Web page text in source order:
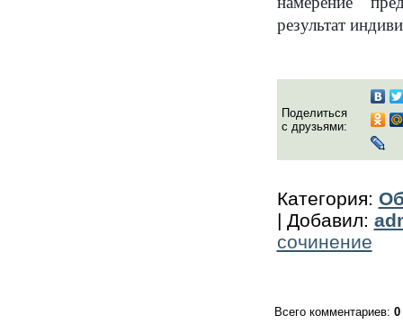
результат
Поделиться
с друзьями:
Категория:
| Добавил:
сочинение
Всего комментариев: 0